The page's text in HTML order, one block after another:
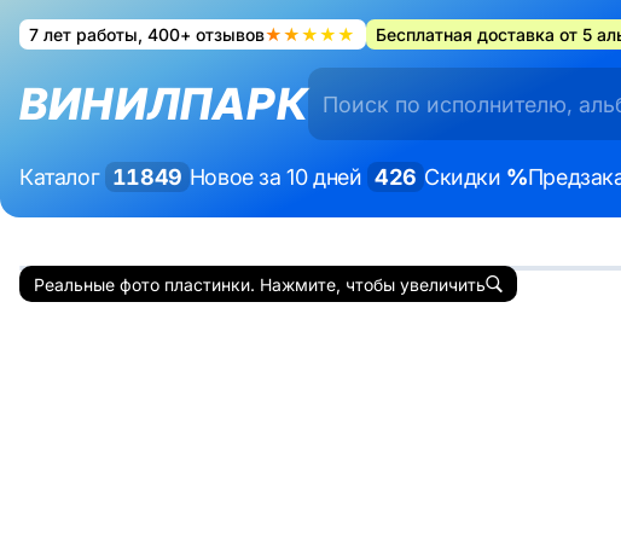
7 лет работы, 400+ отзывов★★★★★ Бесплатная доставка от 5
ВИНИЛПАРК
Каталог 11849 Новое за 10 дней 426 Скидки %
Реальные фото пластинки. Нажмите, чтобы увеличить